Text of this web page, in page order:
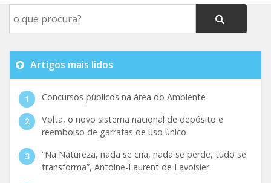
Artigos mais lidos
Concursos públicos na área do Ambiente
Volta, o novo sistema nacional de depósito e
reembolso de garrafas de uso único
“Na Natureza, nada se cria, nada se perde, tudo se
transforma”, Antoine-Laurent de Lavoisier